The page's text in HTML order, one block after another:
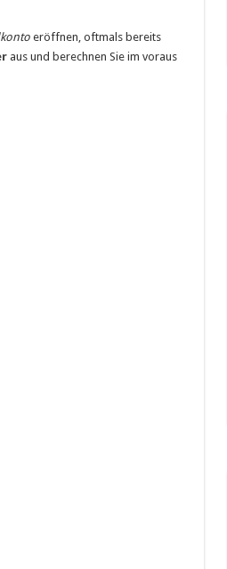
eröffnen, oftmals bereits
aus und berechnen Sie im voraus